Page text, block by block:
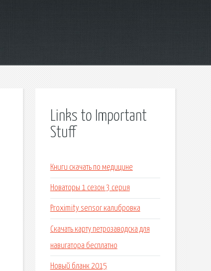
Links to Important
Stuff
Книги скачать по медицине
Новаторы 1 сезон 3 серия
Proximity sensor калибровка
Скачать карту петрозаводска для
навигатора бесплатно
Новый бланк 2015